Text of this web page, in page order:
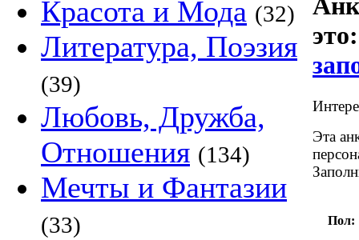
Красота и Мода (32)
Литература, Поэзия
(39)
Любовь, Дружба,
Отношения (134)
Мечты и Фантазии
(33)
Эта
Пол: